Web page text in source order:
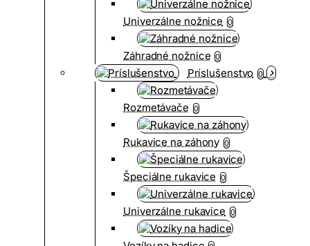
Univerzálne nožnice 0
Záhradné nožnice 0
Príslušenstvo 0
Rozmetávače 0
Rukavice na záhony 0
Špeciálne rukavice 0
Univerzálne rukavice 0